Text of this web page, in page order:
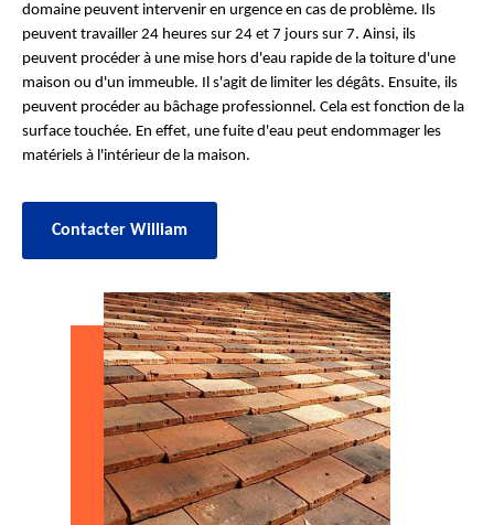
domaine peuvent intervenir en urgence en cas de problème. Ils
peuvent travailler 24 heures sur 24 et 7 jours sur 7. Ainsi, ils
peuvent procéder à une mise hors d'eau rapide de la toiture d'une
maison ou d'un immeuble. Il s'agit de limiter les dégâts. Ensuite, ils
peuvent procéder au bâchage professionnel. Cela est fonction de la
surface touchée. En effet, une fuite d'eau peut endommager les
matériels à l'intérieur de la maison.
Contacter William